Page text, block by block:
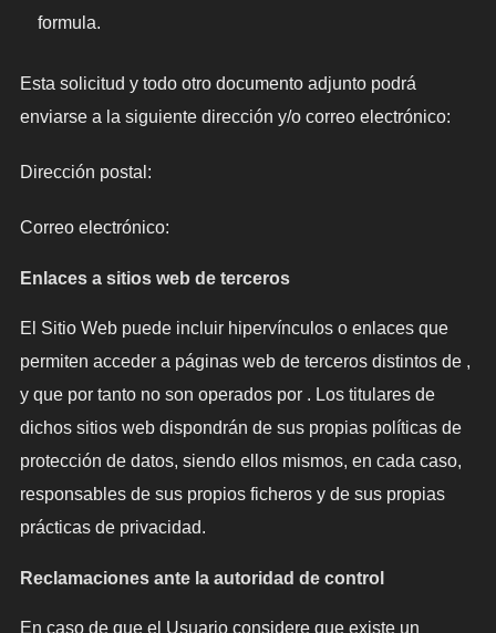
formula.
Esta solicitud y todo otro documento adjunto podrá
enviarse a la siguiente dirección y/o correo electrónico:
Dirección postal:
Correo electrónico:
Enlaces a sitios web de terceros
El Sitio Web puede incluir hipervínculos o enlaces que
permiten acceder a páginas web de terceros distintos de ,
y que por tanto no son operados por . Los titulares de
dichos sitios web dispondrán de sus propias políticas de
protección de datos, siendo ellos mismos, en cada caso,
responsables de sus propios ficheros y de sus propias
prácticas de privacidad.
Reclamaciones ante la autoridad de control
En caso de que el Usuario considere que existe un